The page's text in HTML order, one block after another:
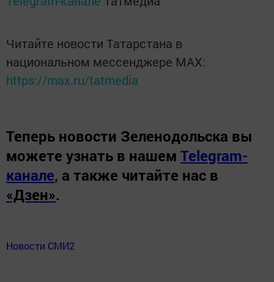
Читайте новости Татарстана в
национальном мессенджере MАХ:
https://max.ru/tatmedia
Теперь новости Зеленодольска вы
можете узнать в нашем Telegram-
канале, а также читайте нас в
«Дзен».
Новости СМИ2